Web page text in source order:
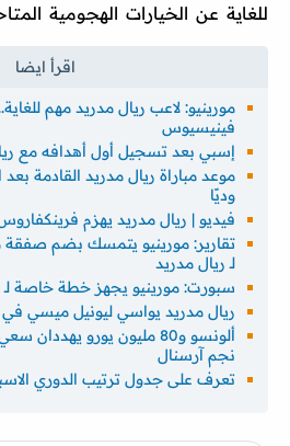
للغاية عن الخيارات الهجومية
مورينيو: لاعب ريال مدريد مهم
فينيسيوس
إسبي بعد تسجيل أول أهدافه مع
موعد مباراة ريال مدريد القادمة
وديًا
فيديو | ريال مدريد يهزم
تقارير: مورينيو يتمسك بضم صفقة
لـ ريال مدريد
سبورت: مورينيو يجهز خطة خاصة لـ
ريال مدريد يواسي ليونيل ميسي في
ألونسو و80 مليون يورو
نجم آرسنال
تعرف على جدول ترتيب الدوري